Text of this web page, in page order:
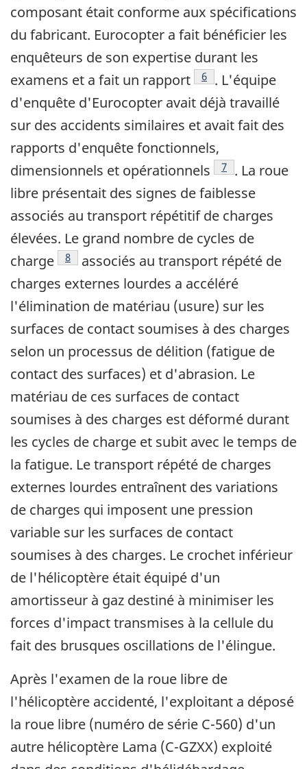
composant était conforme aux spécifications
du fabricant. Eurocopter a fait bénéficier les
enquêteurs de son expertise durant les
examens et a fait un rapport
Note de bas de page
6 . L'équipe
d'enquête d'Eurocopter avait déjà travaillé
sur des accidents similaires et avait fait des
rapports d'enquête fonctionnels,
dimensionnels et opérationnels
Note de bas de
7 . La roue
libre présentait des signes de faiblesse
associés au transport répétitif de charges
élevées. Le grand nombre de cycles de
charge
Note de bas de page
8
associés au transport répété de
charges externes lourdes a accéléré
l'élimination de matériau (usure) sur les
surfaces de contact soumises à des charges
selon un processus de délition (fatigue de
contact des surfaces) et d'abrasion. Le
matériau de ces surfaces de contact
soumises à des charges est déformé durant
les cycles de charge et subit avec le temps de
la fatigue. Le transport répété de charges
externes lourdes entraînent des variations
de charges qui imposent une pression
variable sur les surfaces de contact
soumises à des charges. Le crochet inférieur
de l'hélicoptère était équipé d'un
amortisseur à gaz destiné à minimiser les
forces d'impact transmises à la cellule du
fait des brusques oscillations de l'élingue.
Après l'examen de la roue libre de
l'hélicoptère accidenté, l'exploitant a déposé
la roue libre (numéro de série C-560) d'un
autre hélicoptère Lama (C-GZXX) exploité